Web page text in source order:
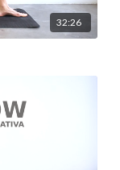
32:26